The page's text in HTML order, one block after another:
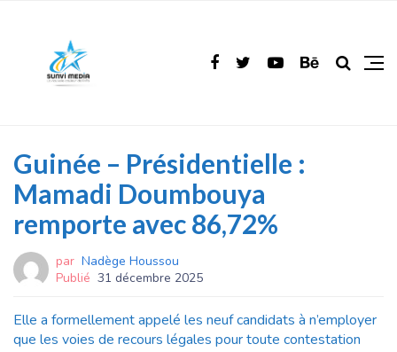
Guinée – Présidentielle :
Mamadi Doumbouya
remporte avec 86,72%
par Nadège Houssou
Publié 31 décembre 2025
Elle a formellement appelé les neuf candidats à n’employer
que les voies de recours légales pour toute contestation